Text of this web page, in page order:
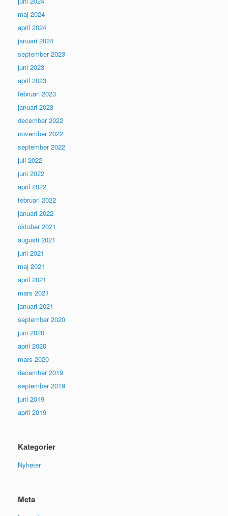
maj 2024
april 2024
januari 2024
september 2023
juni 2023
april 2023
februari 2023
januari 2023
december 2022
november 2022
september 2022
juli 2022
juni 2022
april 2022
februari 2022
januari 2022
oktober 2021
augusti 2021
juni 2021
maj 2021
april 2021
mars 2021
januari 2021
september 2020
juni 2020
april 2020
mars 2020
december 2019
september 2019
juni 2019
april 2019
Kategorier
Nyheter
Meta